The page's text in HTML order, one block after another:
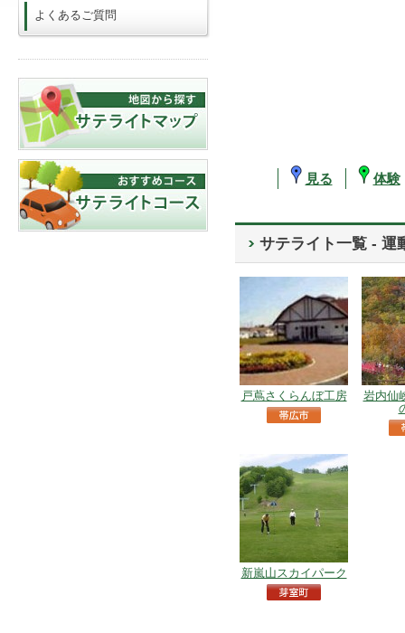
見る 体験
サテライト一覧 - 運
戸蔦さくらんぼ工房
岩内仙
新嵐山スカイパーク
よくあるご質問